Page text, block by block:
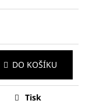
DO KOŠÍKU
Tisk